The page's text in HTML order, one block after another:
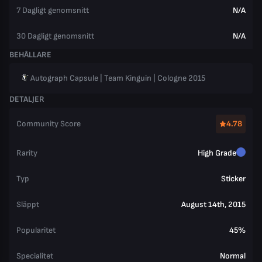
7 Dagligt genomsnitt N/A
30 Dagligt genomsnitt
N/A
BEHÅLLARE
Autograph Capsule | Team Kinguin | Cologne 2015
DETALJER
Community Score 4.78
Rarity High Grade
Typ Sticker
Släppt August 14th, 2015
Popularitet 45%
Specialitet Normal